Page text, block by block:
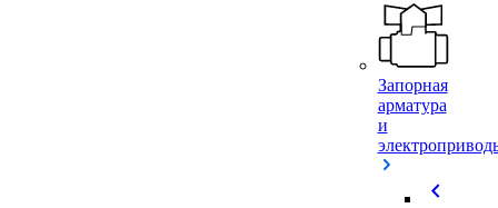
Запорная
арматура
и
chevron_left